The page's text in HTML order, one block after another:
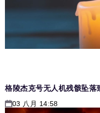
格陵杰克号无人机残骸坠落
03 八月 14:58